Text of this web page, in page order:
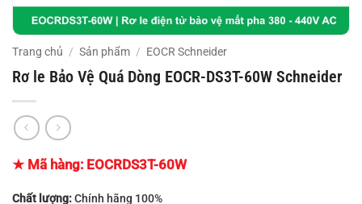
Trang chủ / Sản phẩm / EOCR Schneider
Rơ le Bảo Vệ Quá Dòng EOCR-DS3T-60W Schneider
★ Mã hàng: EOCRDS3T-60W
Chất lượng:Chính hãng 100%